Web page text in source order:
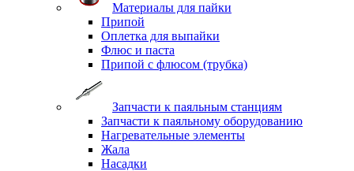
Материалы для пайки
Припой
Оплетка для выпайки
Флюс и паста
Припой с флюсом (трубка)
Запчасти к паяльным станциям
Запчасти к паяльному оборудованию
Нагревательные элементы
Жала
Насадки